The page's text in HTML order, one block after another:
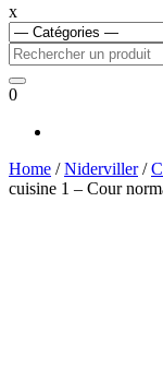
x
0
Home /Niderviller/
cuisine 1 – Cour